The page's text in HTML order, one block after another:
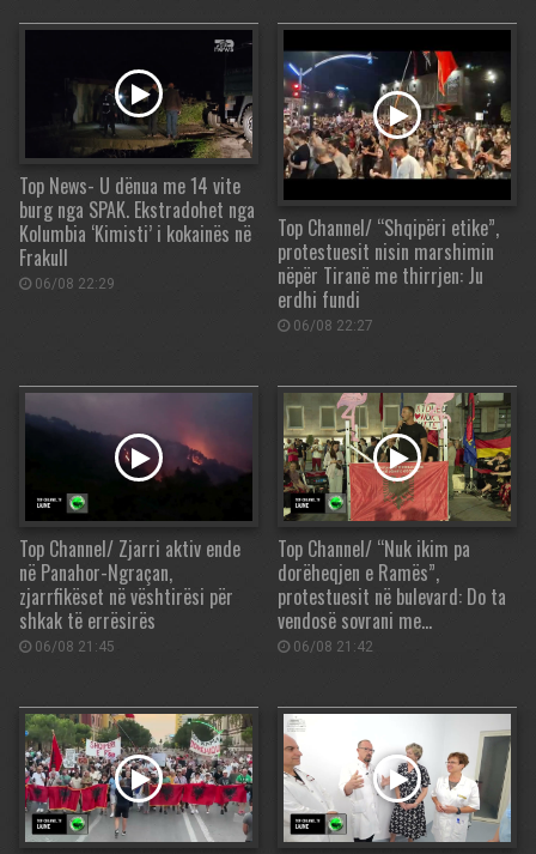
Top News- U dënua me 14 vite
burg nga SPAK. Ekstradohet nga
Kolumbia ‘Kimisti’ i kokainës në
Frakull
06/08 22:29
Top Channel/ “Shqipëri etike”,
protestuesit nisin marshimin
nëpër Tiranë me thirrjen: Ju
erdhi fundi
06/08 22:27
Top Channel/ Zjarri aktiv ende
në Panahor-Ngraçan,
zjarrfikëset në vështirësi për
shkak të errësirës
06/08 21:45
Top Channel/ “Nuk ikim pa
dorëheqjen e Ramës”,
protestuesit në bulevard: Do ta
vendosë sovrani me…
06/08 21:42